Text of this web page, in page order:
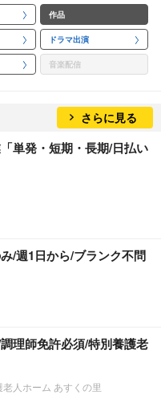
作品
ドラマ出演
音楽配信
さらに見る
単発・短期・長期/日払い
/週1日から/ブランク不問
理師免許必須/特別養護老
人ホーム あすくの里